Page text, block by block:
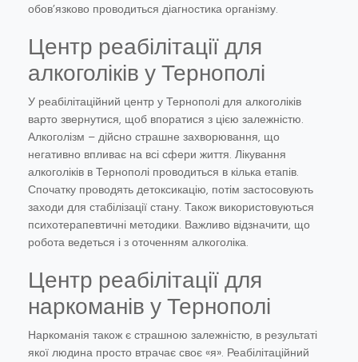
обов’язково проводиться діагностика організму.
Центр реабілітації для
алкоголіків у Тернополі
У реабілітаційний центр у Тернополі для алкоголіків
варто звернутися, щоб впоратися з цією залежністю.
Алкоголізм – дійсно страшне захворювання, що
негативно впливає на всі сфери життя. Лікування
алкоголіків в Тернополі проводиться в кілька етапів.
Спочатку проводять детоксикацію, потім застосовують
заходи для стабілізації стану. Також використовуються
психотерапевтичні методики. Важливо відзначити, що
робота ведеться і з оточенням алкоголіка.
Центр реабілітації для
наркоманів у Тернополі
Наркоманія також є страшною залежністю, в результаті
якої людина просто втрачає своє «я». Реабілітаційний